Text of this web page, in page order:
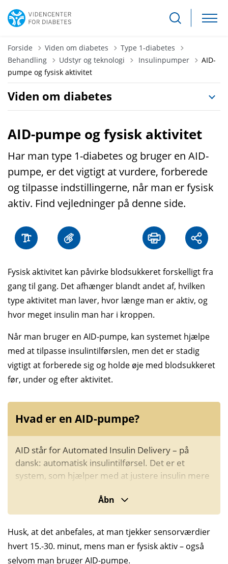
Forside Viden om diabetes
Type 1-diabetes
Behandling
Udstyr og teknologi Tilbage til
Insulinpumper
AID-
pumpe og fysisk aktivitet
Viden om diabetes
AID-pumpe og fysisk aktivitet
Har man type 1-diabetes og bruger en AID-
pumpe, er det vigtigt at vurdere, forberede
og tilpasse indstillingerne, når man er fysisk
aktiv. Find vejledninger på denne side.
Fysisk aktivitet kan påvirke blodsukkeret forskelligt fra
gang til gang. Det afhænger blandt andet af, hvilken
type aktivitet man laver, hvor længe man er aktiv, og
hvor meget insulin man har i kroppen.
Når man bruger en AID-pumpe, kan systemet hjælpe
med at tilpasse insulintilførslen, men det er stadig
vigtigt at forberede sig og holde øje med blodsukkeret
før, under og efter aktivitet.
Hvad er en AID-pumpe?
Åbn
AID står for Automated Insulin Delivery – på
dansk: automatisk insulintilførsel. Det er et
system, som hjælper med at justere insulin mere
En sensor/CGM, der sidder på kroppen og
løbende måler sukker i vævsvæsken.
Eninsulinpumpe, der giver insulin gennem en
Husk, at det anbefales, at man tjekker sensorværdier
hvert 15.-30. minut, mens man er fysisk aktiv – også
selvom man bruger AID-pumpe.